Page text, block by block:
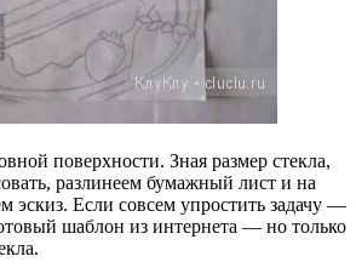
поверхности. Зная размер стекла,
разлинеем бумажный лист и на
эскиз. Если совсем упростить задачу —
шаблон из интернета — но только